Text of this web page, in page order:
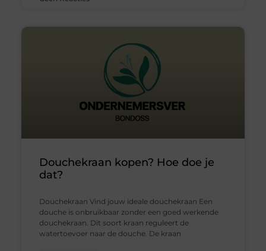
Douchekraan kopen? Hoe doe je
dat?
Douchekraan Vind jouw ideale douchekraan Een
douche is onbruikbaar zonder een goed werkende
douchekraan. Dit soort kraan reguleert de
watertoevoer naar de douche. De kraan